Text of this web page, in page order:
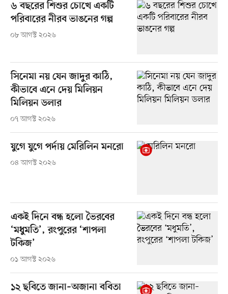
৬ বছরের শিশুর চোখে একটি
পরিবারের নীরব ভাঙনের গল্প
০৮ আগস্ট ২০২৬
সিনেমা নয় যেন জাদুর কাঠি,
কীভাবে এনে দেয় মিলিয়ন
মিলিয়ন ডলার
০৭ আগস্ট ২০২৬
যুগে যুগে পর্দায় মেরিলিন মনরো
০৪ আগস্ট ২০২৬
একই দিনে বন্ধ হলো ভৈরবের
‘মধুমতি’, রংপুরের ‘শাপলা
টকিজ’
০১ আগস্ট ২০২৬
১২ ছবিতে জানা–অজানা ববিতা